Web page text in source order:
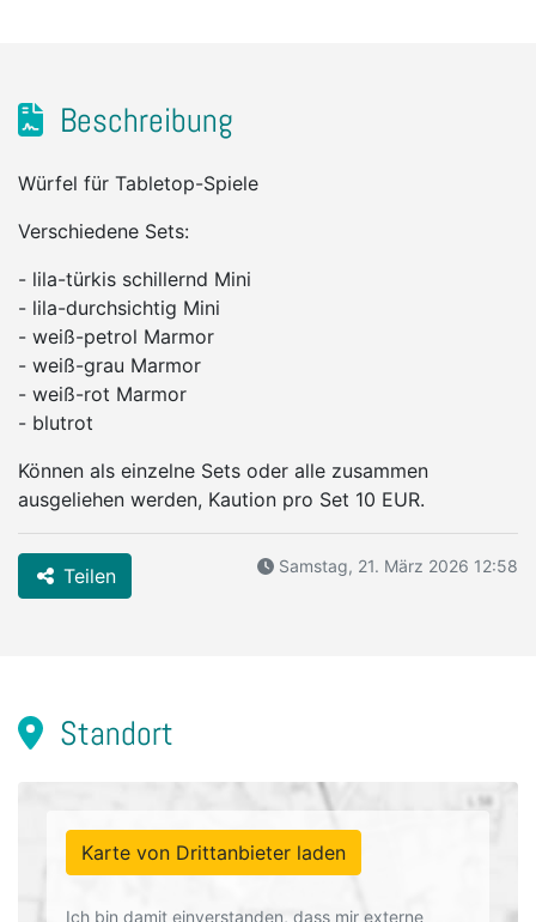
Beschreibung
Würfel für Tabletop-Spiele
Verschiedene Sets:
- lila-türkis schillernd Mini
- lila-durchsichtig Mini
- weiß-petrol Marmor
- weiß-grau Marmor
- weiß-rot Marmor
- blutrot
Können als einzelne Sets oder alle zusammen
ausgeliehen werden, Kaution pro Set 10 EUR.
Teilen Samstag, 21. März 2026 12:58
Standort
Karte von Drittanbieter laden
Ich bin damit einverstanden, dass mir externe